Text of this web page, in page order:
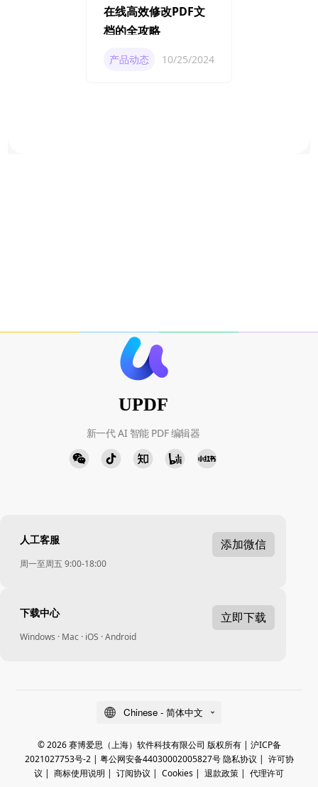
在线高效修改PDF文
档的全攻略
产品动态 10/25/2024
UPDF
新一代 AI 智能 PDF 编辑器
人工客服
周一至周五 9:00-18:00
添加微信
下载中心
Windows · Mac · iOS · Android
立即下载
Chinese - 简体中文
© 2026 赛博爱思（上海）软件科技有限公司 版权所有 | 沪ICP备
2021027753号-2| 粤公网安备44030002005827号 隐私协议 | 许可协
议 | 商标使用说明 | 订阅协议 | Cookies | 退款政策 | 代理许可